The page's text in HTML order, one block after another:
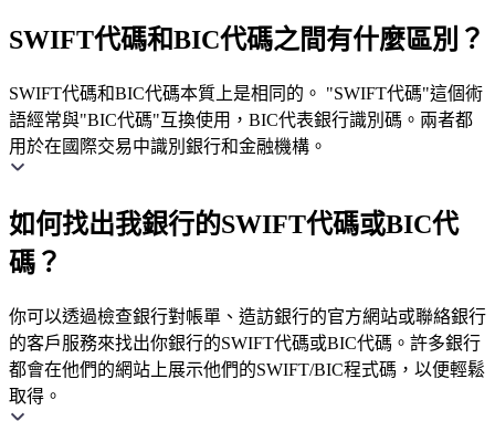
SWIFT代碼和BIC代碼之間有什麼區別？
SWIFT代碼和BIC代碼本質上是相同的。 "SWIFT代碼"這個術
語經常與"BIC代碼"互換使用，BIC代表銀行識別碼。兩者都
用於在國際交易中識別銀行和金融機構。
如何找出我銀行的SWIFT代碼或BIC代
碼？
你可以透過檢查銀行對帳單、造訪銀行的官方網站或聯絡銀行
的客戶服務來找出你銀行的SWIFT代碼或BIC代碼。許多銀行
都會在他們的網站上展示他們的SWIFT/BIC程式碼，以便輕鬆
取得。